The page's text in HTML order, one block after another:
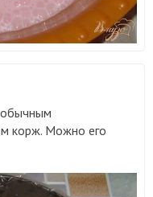
обычным
корж. Можно его